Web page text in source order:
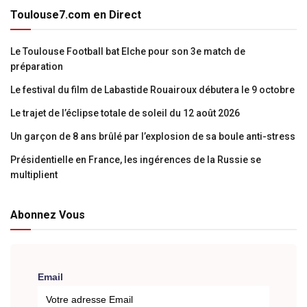
Toulouse7.com en Direct
Le Toulouse Football bat Elche pour son 3e match de
préparation
Le festival du film de Labastide Rouairoux débutera le 9 octobre
Le trajet de l’éclipse totale de soleil du 12 août 2026
Un garçon de 8 ans brûlé par l’explosion de sa boule anti-stress
Présidentielle en France, les ingérences de la Russie se
multiplient
Abonnez Vous
Email